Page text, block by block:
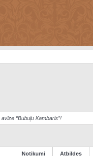
“Bubuļu Kambaris”!
Notikumi Atbildes